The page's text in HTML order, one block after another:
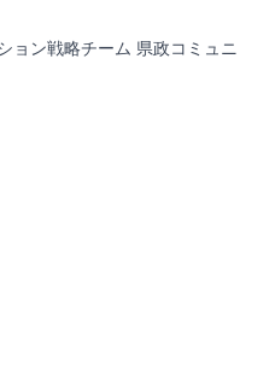
ョン戦略チーム 県政コミュニ